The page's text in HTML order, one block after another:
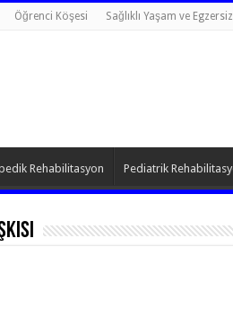
Öğrenci Köşesi Sağlıklı Yaşam ve Egzersiz
Rehabilitasyon Pediatrik